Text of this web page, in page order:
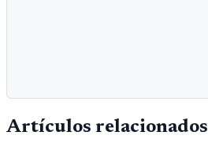
Artículos relacionados